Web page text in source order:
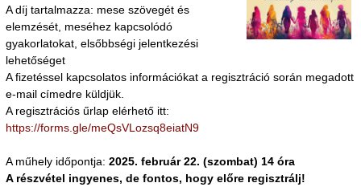
A díj tartalmazza: mese szövegét és
elemzését, meséhez kapcsolódó
gyakorlatokat, elsőbbségi jelentkezési
lehetőséget
A fizetéssel kapcsolatos információkat a regisztráció során megadott
e-mail címedre küldjük.
A regisztrációs űrlap elérhető itt:
https://forms.gle/meQsVLozsq8eiatN9
A műhely időpontja: 2025. február 22. (szombat) 14 óra
A részvétel ingyenes, de fontos, hogy előre regisztrálj!